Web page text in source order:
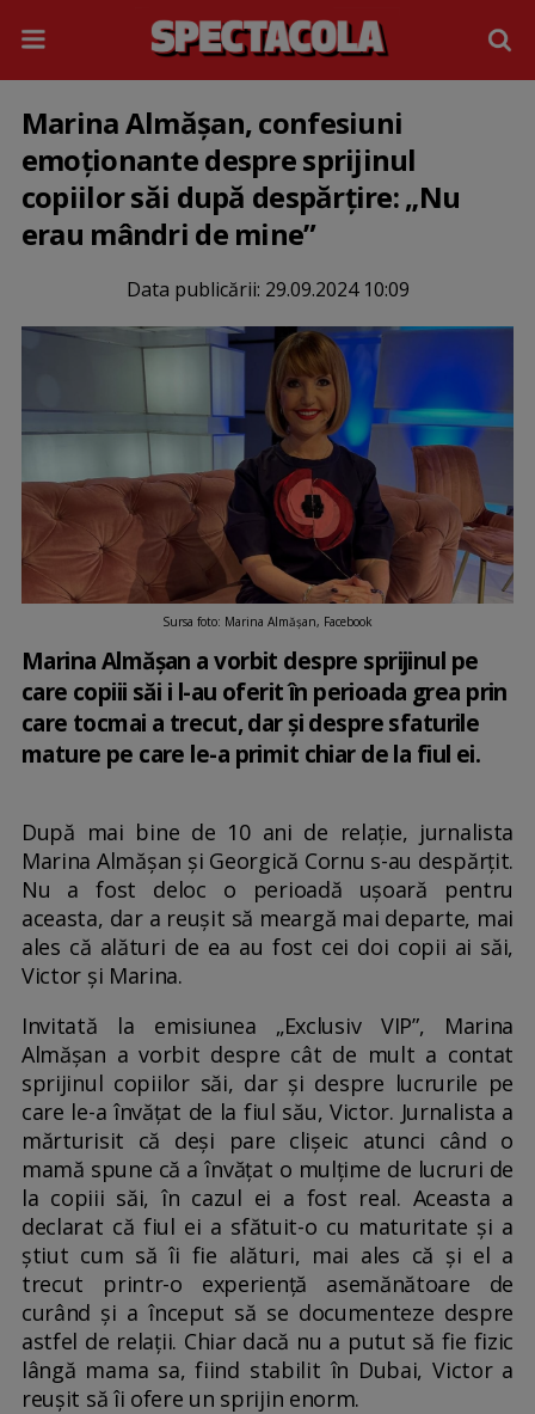
Marina Almășan, confesiuni
emoționante despre sprijinul
copiilor săi după despărțire: „Nu
erau mândri de mine”
Data publicării: 29.09.2024 10:09
Sursa foto: Marina Almășan, Facebook
Marina Almășan a vorbit despre sprijinul pe
care copiii săi i l-au oferit în perioada grea prin
care tocmai a trecut, dar și despre sfaturile
mature pe care le-a primit chiar de la fiul ei.
După mai bine de 10 ani de relație, jurnalista
Marina Almășan și Georgică Cornu s-au despărțit.
Nu a fost deloc o perioadă ușoară pentru
aceasta, dar a reușit să meargă mai departe, mai
ales că alături de ea au fost cei doi copii ai săi,
Victor și Marina.
Invitată la emisiunea „Exclusiv VIP”, Marina
Almășan a vorbit despre cât de mult a contat
sprijinul copiilor săi, dar și despre lucrurile pe
care le-a învățat de la fiul său, Victor. Jurnalista a
mărturisit că deși pare clișeic atunci când o
mamă spune că a învățat o mulțime de lucruri de
la copiii săi, în cazul ei a fost real. Aceasta a
declarat că fiul ei a sfătuit-o cu maturitate și a
știut cum să îi fie alături, mai ales că și el a
trecut printr-o experiență asemănătoare de
curând și a început să se documenteze despre
astfel de relații. Chiar dacă nu a putut să fie fizic
lângă mama sa, fiind stabilit în Dubai, Victor a
reușit să îi ofere un sprijin enorm.